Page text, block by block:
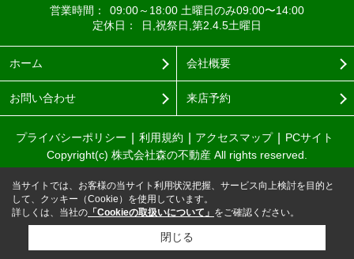
営業時間：
09:00～18:00 土曜日のみ09:00〜14:00
定休日：
日,祝祭日,第2.4.5土曜日
ホーム 会社概要
お問い合わせ 来店予約
プライバシーポリシー 利用規約 アクセスマップ
PCサイト
Copyright(c) 株式会社森の不動産 All rights reserved.
当サイトでは、お客様の当サイト利用状況把握、サービス向上検討を目的と
して、クッキー（Cookie）を使用しています。
詳しくは、当社の 「Cookieの取扱いについて」 をご確認ください。
閉じる